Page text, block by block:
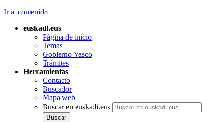
Ir al contenido
euskadi.eus
Página de inicio
Temas
Gobierno Vasco
Trámites
Herramientas
Contacto
Buscador
Mapa web
Buscar en euskadi.eus